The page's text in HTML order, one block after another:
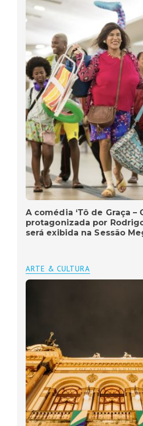
A comédia ‘Tô de Graça –
protagonizada por
será exibida na Sessão
ARTE & CULTURA